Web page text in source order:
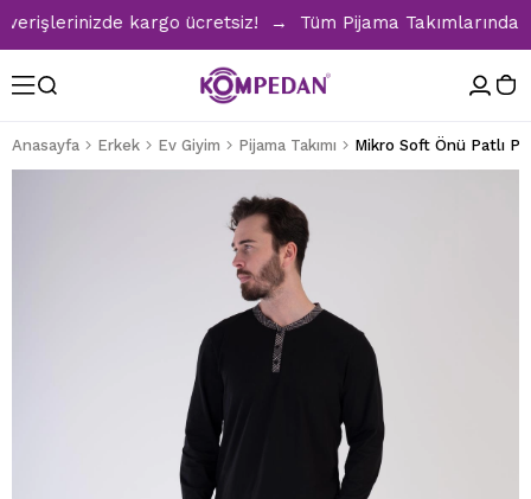
kargo ücretsiz! → Tüm Pijama
Anasayfa Erkek Ev Giyim Pijama Takımı Mikro Soft Önü Patlı